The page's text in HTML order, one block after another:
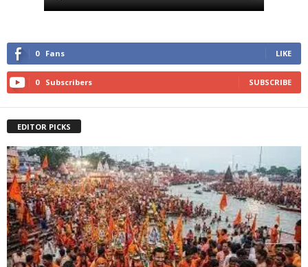
0 Fans LIKE
0 Subscribers SUBSCRIBE
EDITOR PICKS